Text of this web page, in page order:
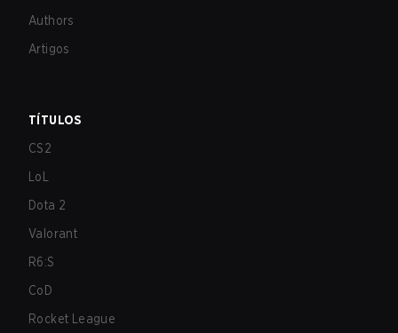
Authors
Artigos
TÍTULOS
CS2
LoL
Dota 2
Valorant
R6:S
CoD
Rocket League